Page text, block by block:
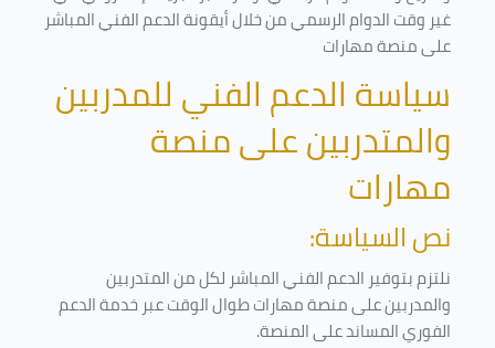
غير وقت الدوام الرسمي من خلال أيقونة الدعم الفني المباشر
على منصة مهارات
سياسة الدعم الفني للمدربين
والمتدربين على منصة
مهارات
نص السياسة:
نلتزم بتوفير الدعم الفني المباشر لكل من المتدربين
والمدربين على منصة مهارات طوال الوقت عبر خدمة الدعم
الفوري المساند على المنصة.